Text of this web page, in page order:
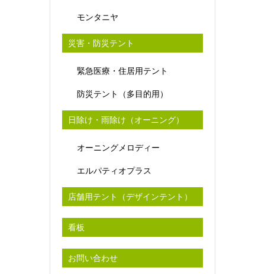
モンタニヤ
災害・防災テント
緊急医療・住居用テント
防災テント（多目的用）
日除け・雨除け（オーニング）
オーニングメロディー
エルパティオプラス
店舗用テント（デザインテント）
看板
お問い合わせ